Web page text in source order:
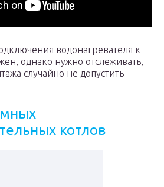
водонагревателя к
однако нужно отслеживать,
случайно не допустить
котлов